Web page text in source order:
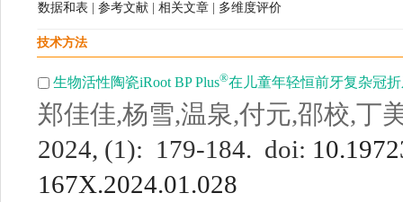
数据和表 参考文献 相关文章 多维度评价
技术方法
生物活性陶瓷iRoot BP Plus®在儿童年轻恒前牙复杂冠
郑佳佳,杨雪,温泉,付元,邵校,丁
2024, (1): 179-184. doi:
167X.2024.01.028